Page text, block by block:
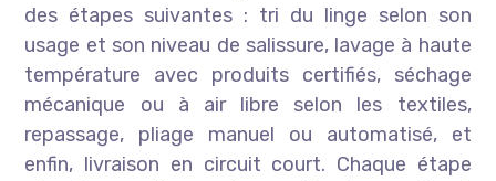
des étapes suivantes : tri du linge selon son
usage et son niveau de salissure, lavage à haute
température avec produits certifiés, séchage
mécanique ou à air libre selon les textiles,
repassage, pliage manuel ou automatisé, et
enfin, livraison en circuit court. Chaque étape